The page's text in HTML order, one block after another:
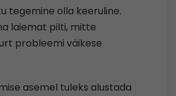
tegemine olla keeruline.
laiemat pilti, mitte
probleemi väikese
asemel tuleks alustada